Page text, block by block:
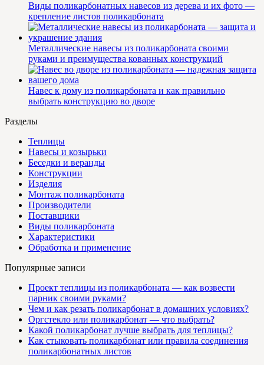
Виды поликарбонатных навесов из дерева и их фото —
крепление листов поликарбоната
Металлические навесы из поликарбоната своими
руками и преимущества кованных конструкций
Навес к дому из поликарбоната и как правильно
выбрать конструкцию во дворе
Разделы
Теплицы
Навесы и козырьки
Беседки и веранды
Конструкции
Изделия
Монтаж поликарбоната
Производители
Поставщики
Виды поликарбоната
Характеристики
Обработка и применение
Популярные записи
Проект теплицы из поликарбоната — как возвести
парник своими руками?
Чем и как резать поликарбонат в домашних условиях?
Оргстекло или поликарбонат — что выбрать?
Какой поликарбонат лучше выбрать для теплицы?
Как стыковать поликарбонат или правила соединения
поликарбонатных листов